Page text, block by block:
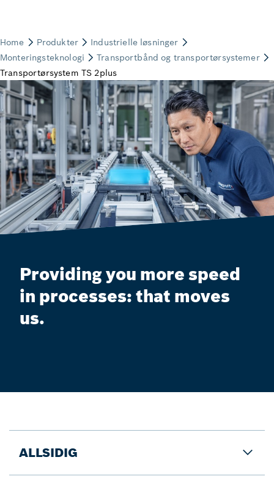
Providing you more speed
in processes: that moves
us.
ALLSIDIG